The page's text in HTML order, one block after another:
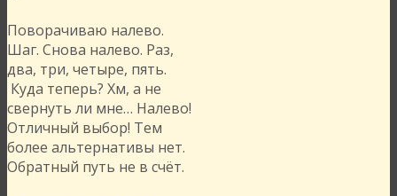
Поворачиваю налево.
Шаг. Снова налево. Раз,
два, три, четыре, пять.
Куда теперь? Хм, а не
свернуть ли мне… Налево!
Отличный выбор! Тем
более альтернативы нет.
Обратный путь не в счёт.